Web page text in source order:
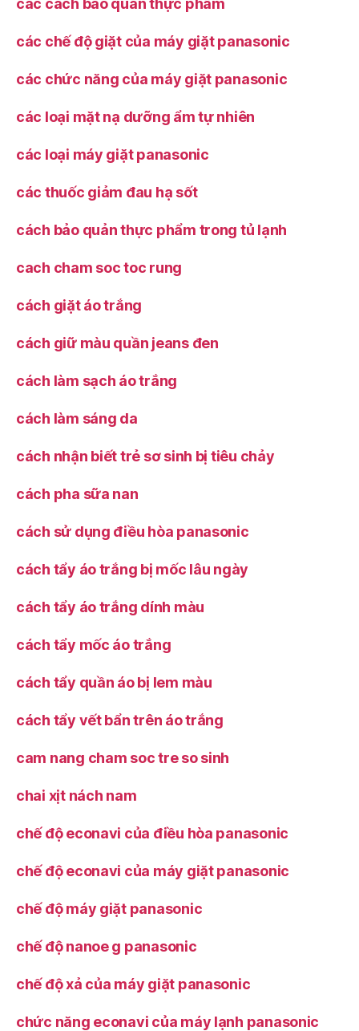
các chế độ giặt của máy giặt panasonic
các chức năng của máy giặt panasonic
các loại mặt nạ dưỡng ẩm tự nhiên
các loại máy giặt panasonic
các thuốc giảm đau hạ sốt
cách bảo quản thực phẩm trong tủ lạnh
cach cham soc toc rung
cách giặt áo trắng
cách giữ màu quần jeans đen
cách làm sạch áo trắng
cách làm sáng da
cách nhận biết trẻ sơ sinh bị tiêu chảy
cách pha sữa nan
cách sử dụng điều hòa panasonic
cách tẩy áo trắng bị mốc lâu ngày
cách tẩy áo trắng dính màu
cách tẩy mốc áo trắng
cách tẩy quần áo bị lem màu
cách tẩy vết bẩn trên áo trắng
cam nang cham soc tre so sinh
chai xịt nách nam
chế độ econavi của điều hòa panasonic
chế độ econavi của máy giặt panasonic
chế độ máy giặt panasonic
chế độ nanoe g panasonic
chế độ xả của máy giặt panasonic
chức năng econavi của máy lạnh panasonic